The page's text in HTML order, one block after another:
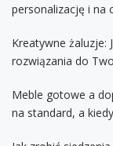
personalizację i na
Kreatywne żaluzje:
rozwiązania do
Meble gotowe a
na standard, a